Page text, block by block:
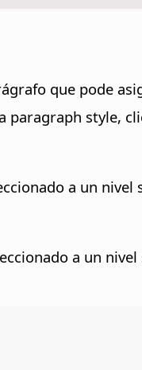
que pode
paragraph style,
a un
a un